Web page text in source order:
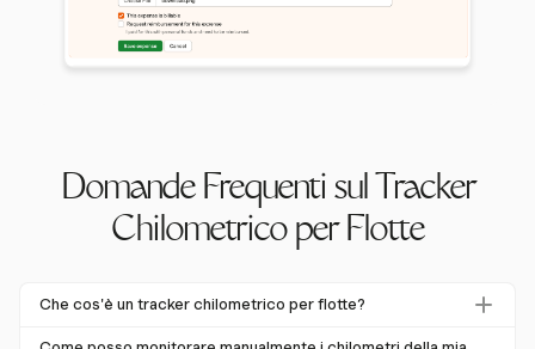
Domande Frequenti sul Tracker
Chilometrico per Flotte
Che cos'è un tracker chilometrico per flotte?
Un tracker chilometrico per flotte è uno strumento